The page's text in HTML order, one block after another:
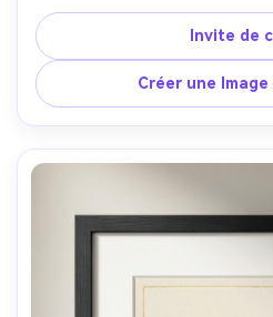
audacieux écrit à la main, une
une vignette sombre, une
l'impression avec des marges
mm, un éclairage discret, des
cadre en verre, un détail
Invite de
Créer une